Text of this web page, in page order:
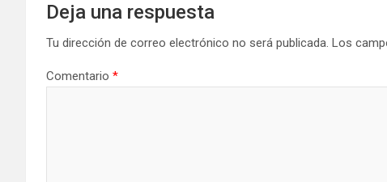
Deja una respuesta
Tu dirección de correo electrónico no será publicada. Los
Comentario *